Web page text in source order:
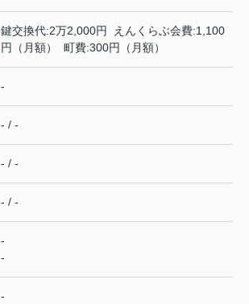
鍵交換代:2万2,000円 えんくらぶ会費:1,100
円（月額） 町費:300円（月額）
-
- / -
- / -
- / -
-
-
-